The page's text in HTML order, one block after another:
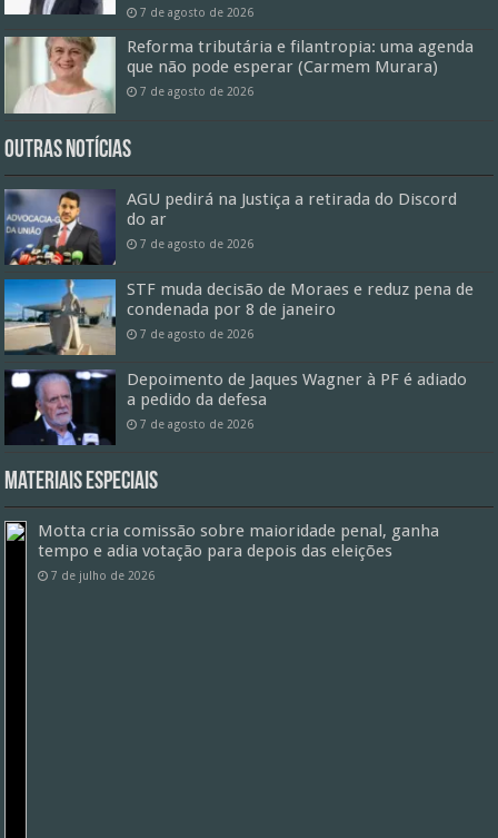
7 de agosto de 2026
Reforma tributária e filantropia: uma agenda
que não pode esperar (Carmem Murara)
7 de agosto de 2026
Outras Notícias
AGU pedirá na Justiça a retirada do Discord
do ar
7 de agosto de 2026
STF muda decisão de Moraes e reduz pena de
condenada por 8 de janeiro
7 de agosto de 2026
Depoimento de Jaques Wagner à PF é adiado
a pedido da defesa
7 de agosto de 2026
Materiais especiais
Motta cria comissão sobre maioridade penal, ganha
tempo e adia votação para depois das eleições
7 de julho de 2026